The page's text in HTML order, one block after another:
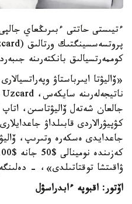
ءتيىستى حاتتى ءبىرىڭعاي
كوممەرتسيالىق بانكتەرىنە
«ۆاليۋتا ايىرباستاۋ
كۋپيۋرالاردى قابىلداۋ
جاعدايدى ەسكەرە وتىرىپ،
ۋاقىتشا توقتاتىلدى»، -
اۆتور: اقبوپە ءابدراسۋل